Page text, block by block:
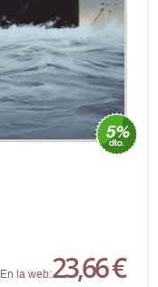
En la web:23,66 €